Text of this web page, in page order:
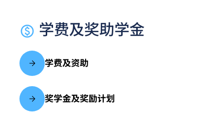
学费及奖助学金
学费及资助
奖学金及奖励计划